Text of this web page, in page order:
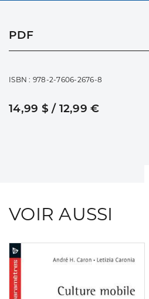
PDF
ISBN : 978-2-7606-2676-8
14,99 $ / 12,99 €
VOIR AUSSI